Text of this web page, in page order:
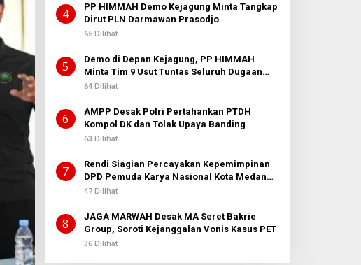
4
PP HIMMAH Demo Kejagung Minta Tangkap
Dirut PLN Darmawan Prasodjo
65 Dilihat
5
Demo di Depan Kejagung, PP HIMMAH
Minta Tim 9 Usut Tuntas Seluruh Dugaan
Kasus Febrie Adriansyah
64 Dilihat
6
AMPP Desak Polri Pertahankan PTDH
Kompol DK dan Tolak Upaya Banding
63 Dilihat
7
Rendi Siagian Percayakan Kepemimpinan
DPD Pemuda Karya Nasional Kota Medan
kepada Josef Sembiring
47 Dilihat
8
JAGA MARWAH Desak MA Seret Bakrie
Group, Soroti Kejanggalan Vonis Kasus PET
36 Dilihat